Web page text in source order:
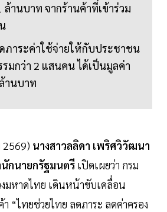
ล้านบาท จากร้านค้าที่เข้าร่วม
ภาระค่าใช้จ่ายให้กับประชาชน
รมกว่า 2 แสนคน ได้เป็นมูลค่า
านบาท
นางสาวลลิดา เพริศวิวัฒนา
กนายกรัฐมนตรี เปิดเผยว่า กรม
งมหาดไทย เดินหน้าขับเคลื่อน
“ไทยช่วยไทย ลดภาระ ลดค่าครอง